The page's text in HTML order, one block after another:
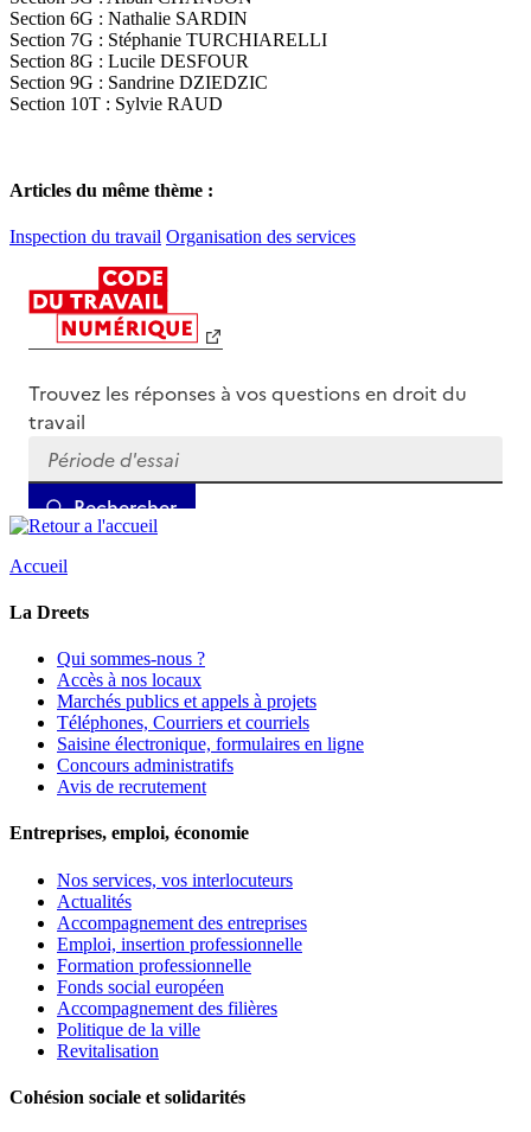
Section 6G : Nathalie SARDIN
Section 7G : Stéphanie TURCHIARELLI
Section 8G : Lucile DESFOUR
Section 9G : Sandrine DZIEDZIC
Section 10T : Sylvie RAUD
Articles du même thème :
Inspection du travail Organisation des services
Accueil
La Dreets
Qui sommes-nous ?
Accès à nos locaux
Marchés publics et appels à projets
Téléphones, Courriers et courriels
Saisine électronique, formulaires en ligne
Concours administratifs
Avis de recrutement
Entreprises, emploi, économie
Nos services, vos interlocuteurs
Actualités
Accompagnement des entreprises
Emploi, insertion professionnelle
Formation professionnelle
Fonds social européen
Accompagnement des filières
Politique de la ville
Revitalisation
Cohésion sociale et solidarités